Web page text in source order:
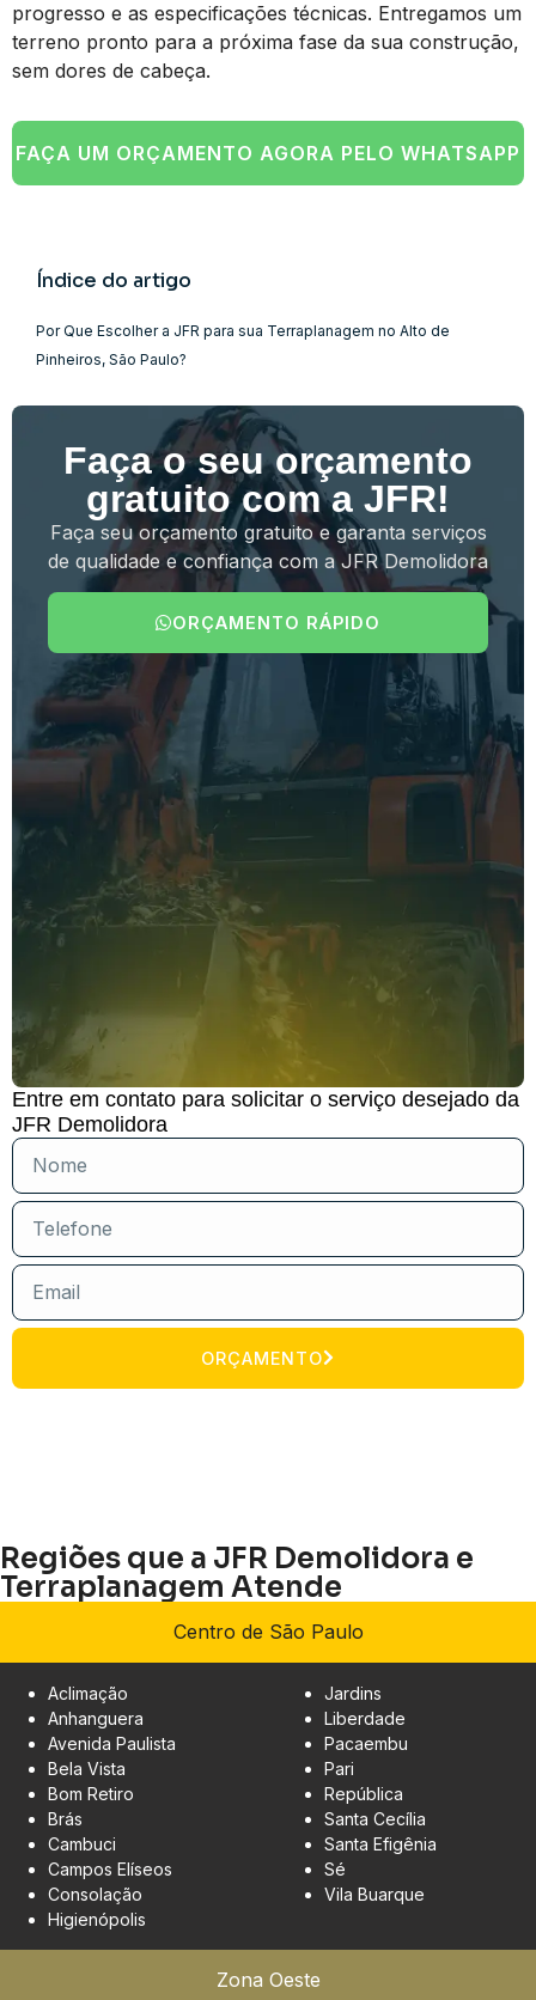
progresso e as especificações técnicas. Entregamos um
terreno pronto para a próxima fase da sua construção,
sem dores de cabeça.
FAÇA UM ORÇAMENTO AGORA PELO WHATSAPP
Índice do artigo
Por Que Escolher a JFR para sua Terraplanagem no Alto de
Pinheiros, São Paulo?
Faça o seu orçamento
gratuito com a JFR!
Faça seu orçamento gratuito e garanta serviços
de qualidade e confiança com a JFR Demolidora
ORÇAMENTO RÁPIDO
Entre em contato para solicitar o serviço desejado da
JFR Demolidora
ORÇAMENTO
Regiões que a JFR Demolidora e
Terraplanagem Atende
Centro de São Paulo
Zona Oeste
Aclimação
Anhanguera
Avenida Paulista
Bela Vista
Bom Retiro
Brás
Cambuci
Campos Elíseos
Consolação
Higienópolis
Jardins
Liberdade
Pacaembu
Pari
República
Santa Cecília
Santa Efigênia
Sé
Vila Buarque